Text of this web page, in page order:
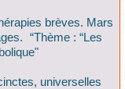
brèves. Mars
“Thème : “Les
universelles